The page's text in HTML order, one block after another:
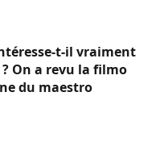
t-il vraiment
On a revu la filmo
du maestro